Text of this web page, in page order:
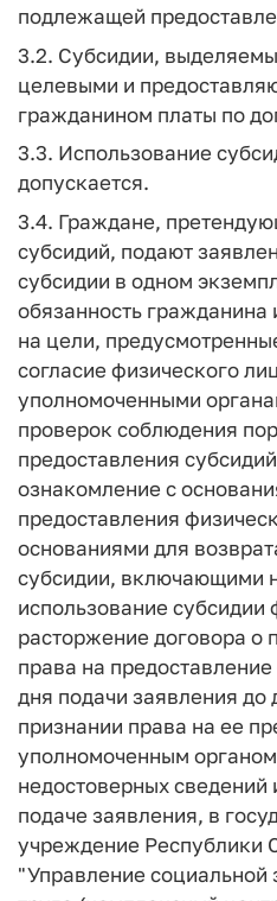
подлежащей
3.2. Субсидии,
целевыми и
гражданином платы по
3.3. Использование
допускается.
3.4. Граждане,
субсидий, подают
субсидии в одном
обязанность гражданина
на цели,
согласие физического
уполномоченными
проверок соблюдения
предоставления
ознакомление с
предоставления
основаниями для
субсидии, включающими
использование
расторжение договора о
права на
дня подачи заявления
признании права на ее
уполномоченным
недостоверных сведений
подаче заявления, в
учреждение Республики
"Управление социальной